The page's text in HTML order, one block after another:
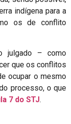
indígena para a
os de conflito
julgado – como
que os conflitos
ocupar o mesmo
processo, o que
7 do STJ.